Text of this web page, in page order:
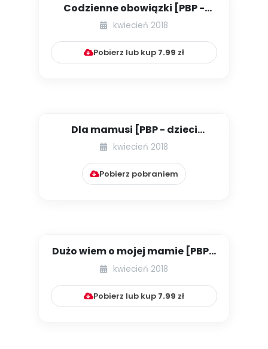
Codzienne obowiązki [PBP -
dzieci młodsze - numer 2]
kwiecień 2018
Pobierz lub kup 7.99 zł
Dla mamusi [PBP - dzieci
młodsze - numer 3]
kwiecień 2018
Pobierz pobraniem
Dużo wiem o mojej mamie [PBP -
dzieci młodsze - numer 4...
kwiecień 2018
Pobierz lub kup 7.99 zł